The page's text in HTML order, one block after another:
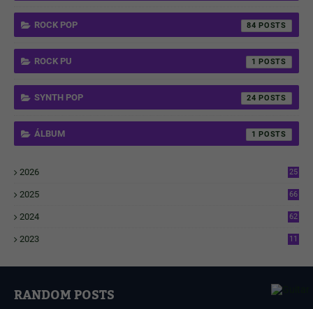
ROCK POP 84
ROCK PU 1
SYNTH POP 24
ÁLBUM 1
2026
25
2025
66
2024
62
2023
11
RANDOM POSTS